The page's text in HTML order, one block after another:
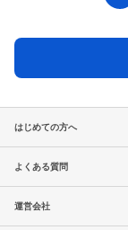
はじめての方へ
よくある質問
運営会社